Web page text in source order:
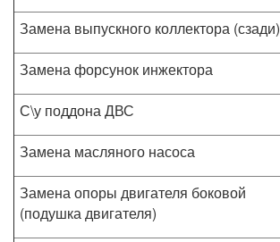
Замена выпускного коллектора (сзади)
Замена форсунок инжектора
С\у поддона ДВС
Замена масляного насоса
Замена опоры двигателя боковой
(подушка двигателя)